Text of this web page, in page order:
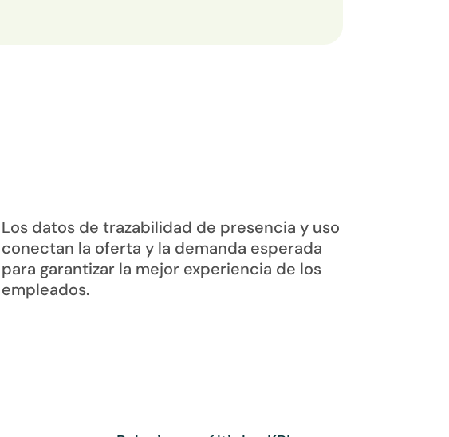
Los datos de trazabilidad de presencia y uso
conectan la oferta y la demanda esperada
para garantizar la mejor experiencia de los
empleados.